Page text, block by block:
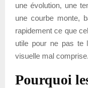
une évolution, une
une courbe monte,
rapidement ce que
utile pour ne pas te
visuelle mal comprise.
Pourquoi